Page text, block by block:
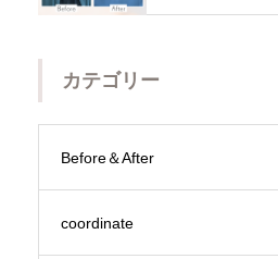
み野
カテゴリー
Before＆After
coordinate